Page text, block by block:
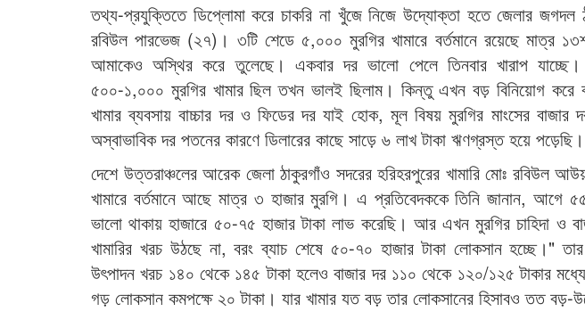
তথ্য-প্রযুক্তিতে ডিপ্লোমা করে চাকরি না খুঁজে নিজে উদ্যোক্তা হতে জেলার জগদল
রবিউল পারভেজ (২৭)। ৩টি শেডে ৫,০০০ মুরগির খামারে বর্তমানে রয়েছে মাত্র
আমাকেও অস্থির করে তুলেছে। একবার দর ভালো পেলে তিনবার খারাপ
৫০০-১,০০০ মুরগির খামার ছিল তখন ভালই ছিলাম। কিন্তু এখন বড় বিনিয়োগ করে
খামার ব্যবসায় বাচ্চার দর ও ফিডের দর যাই হোক, মূল বিষয় মুরগির মাংসের
অস্বাভাবিক দর পতনের কারণে ডিলারের কাছে সাড়ে ৬ লাখ টাকা ঋণগ্রস্ত হয়ে পড়েছি।
দেশে উত্তরাঞ্চলের আরেক জেলা ঠাকুরগাঁও সদরের হরিহরপুরের খামারি মোঃ রবিউল
খামারে বর্তমানে আছে মাত্র ৩ হাজার মুরগি। এ প্রতিবেদককে তিনি জানান, আগে
ভালো থাকায় হাজারে ৫০-৭৫ হাজার টাকা লাভ করেছি। আর এখন মুরগির চাহিদা ও
খামারির খরচ উঠছে না, বরং ব্যাচ শেষে ৫০-৭০ হাজার টাকা লোকসান হচ্ছে।" তার
উৎপাদন খরচ ১৪০ থেকে ১৪৫ টাকা হলেও বাজার দর ১১০ থেকে ১২০/১২৫ টাকার
গড় লোকসান কমপক্ষে ২০ টাকা। যার খামার যত বড় তার লোকসানের হিসাবও তত বড়-